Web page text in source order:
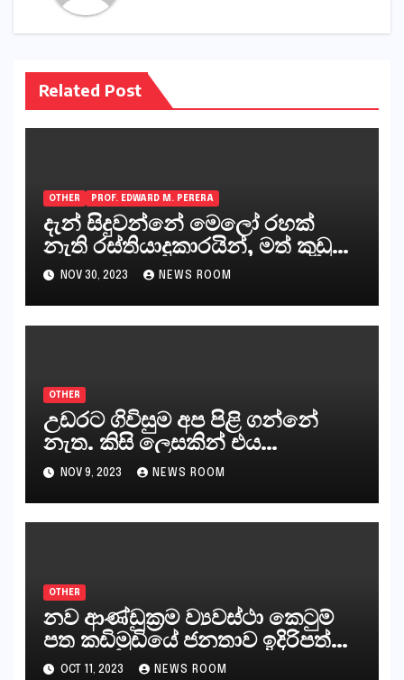
Related Post
OTHER PROF. EDWARD M. PERERA
දැන් සිදුවන්නේ මෙලෝ රහක්
නැති රස්තියාදුකාරයින්, මත් කුඩු
ගෙන්වන්නන් සහ අලෙවි
කරන්නන්,කැලෑපාළුවන්, මහජන
නියෝජිතයින්
NOV 30, 2023 NEWS ROOM
OTHER
උඩරට ගිවිසුම අප පිළි ගන්නේ
නැත. කිසි ලෙසකින් එය
නීත්‍යානුකූල ලියවිල්ලක් නො වේ.
සිංහල ප්‍රතිපත්ති කේන්ද්‍රයෙන්
ජනාධිපති දැන් වූ ලිපියෙන්
කියනවාටත් වඩා අයිතියක් බෞද්ධ
NOV 9, 2023 NEWS ROOM
OTHER
නව ආණ්ඩුක්‍රම ව්‍යවස්ථා කෙටුම්
පත කඩිමුඩියේ ජනතාව ඉදිරිපත්
කරන්නේ?
OCT 11, 2023 NEWS ROOM